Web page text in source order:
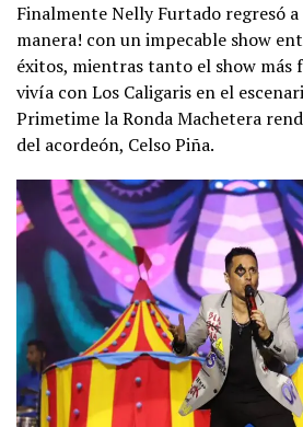
Finalmente Nelly Furtado regresó a
manera! con un impecable show
éxitos, mientras tanto el show más
vivía con Los Caligaris en el
Primetime la Ronda Machetera
del acordeón, Celso Piña.